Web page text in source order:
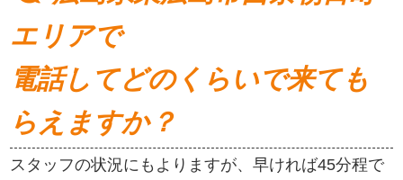
エリアで
電話してどのくらいで来ても
らえますか？
スタッフの状況にもよりますが、早ければ45分程で